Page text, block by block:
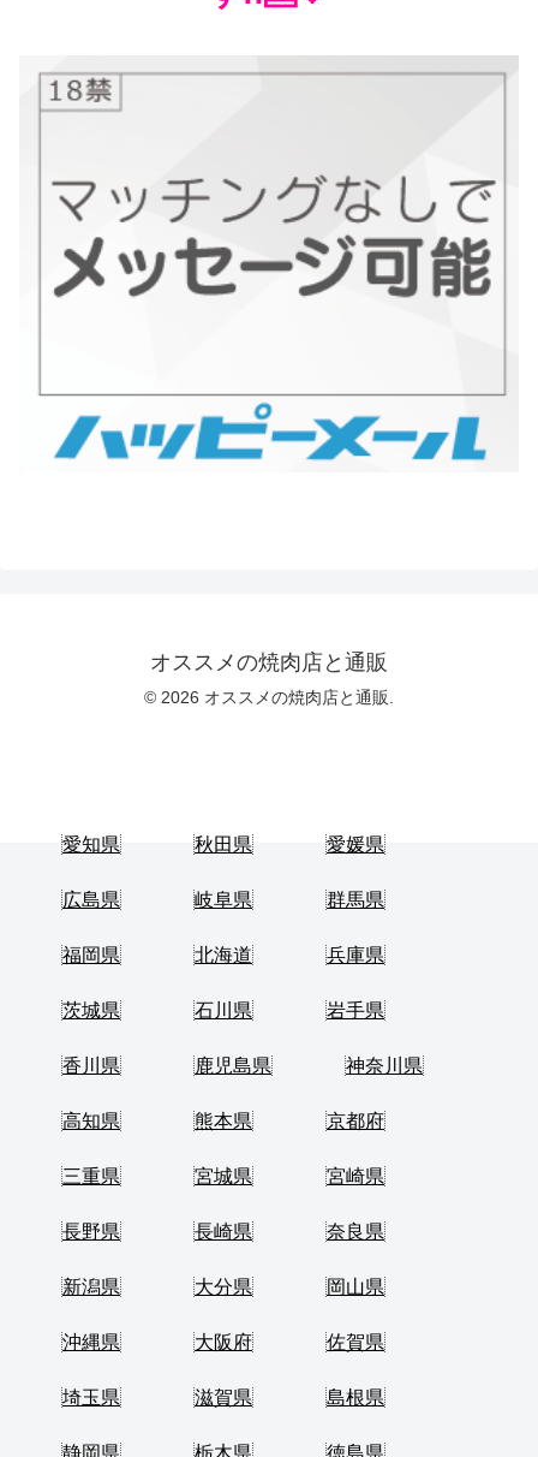
オススメの焼肉店と通販
© 2026 オススメの焼肉店と通販.
愛知県 秋田県 愛媛県
広島県 岐阜県 群馬県
福岡県 北海道 兵庫県
茨城県 石川県 岩手県
香川県 鹿児島県 神奈川県
高知県 熊本県 京都府
三重県 宮城県 宮崎県
長野県 長崎県 奈良県
新潟県 大分県 岡山県
沖縄県 大阪府 佐賀県
埼玉県 滋賀県 島根県
静岡県 栃木県 徳島県